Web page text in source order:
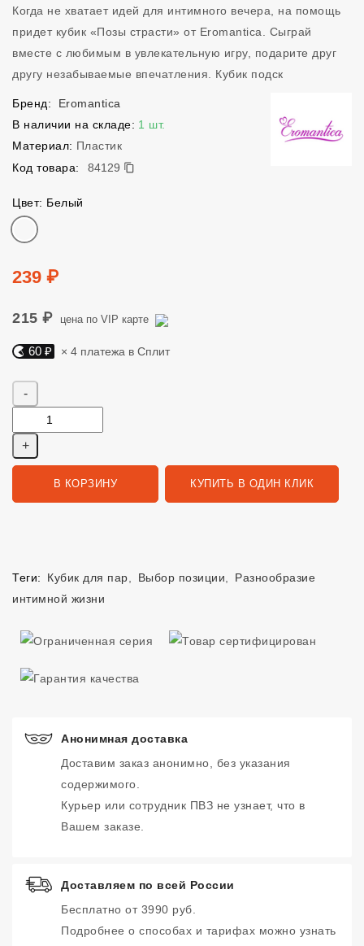
Когда не хватает идей для интимного вечера, на помощь
придет кубик «Позы страсти» от Eromantica. Сыграй
вместе с любимым в увлекательную игру, подарите друг
другу незабываемые впечатления. Кубик подск
Бренд:
Eromantica
В наличии на складе: 1 шт.
Материал: Пластик
Код товара:
84129
84129
Цвет: Белый
Цвет
Цена
239 ₽
215 ₽ цена по VIP карте
Яндекс Сплит. 60 руб, 4 платежа в Сплит
60 ₽ × 4 платежа в Сплит
В КОРЗИНУ КУПИТЬ В ОДИН КЛИК
Теги: Кубик для пар Выбор позиции
Разнообразие
интимной жизни
Анонимная доставка
Доставим заказ анонимно, без указания
содержимого.
Курьер или сотрудник ПВЗ не узнает, что в
Вашем заказе.
Доставляем по всей России
Бесплатно от 3990 руб.
Подробнее о способах и тарифах можно узнать